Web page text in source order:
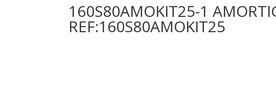
160S80AMOKIT25-1
REF:160S80AMOKIT25